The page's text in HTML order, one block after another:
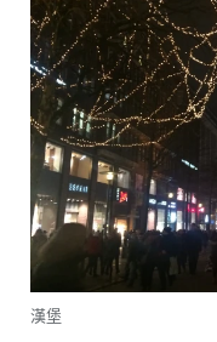
漢堡